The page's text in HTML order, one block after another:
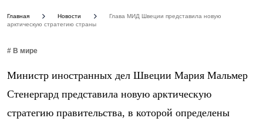
Главная Новости
Глава МИД Швеции представила новую
арктическую стратегию страны
# В мире
Министр иностранных дел Швеции Мария Мальмер
Стенергард представила новую арктическую
стратегию правительства, в которой определены